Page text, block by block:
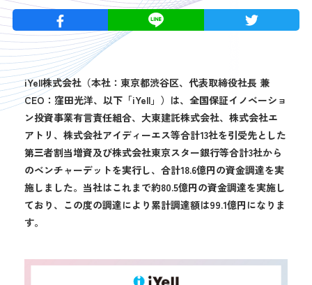
iYell株式会社（本社：東京都渋谷区、代表取締役社長 兼
CEO：窪田光洋、以下「iYell」）は、全国保証イノベーショ
ン投資事業有言責任組合、大東建託株式会社、株式会社エ
アトリ、株式会社アイディーエス等合計13社を引受先とした
第三者割当増資及び株式会社東京スター銀行等合計3社から
のベンチャーデットを実行し、合計18.6億円の資金調達を実
施しました。当社はこれまで約80.5億円の資金調達を実施し
ており、この度の調達により累計調達額は99.1億円になりま
す。